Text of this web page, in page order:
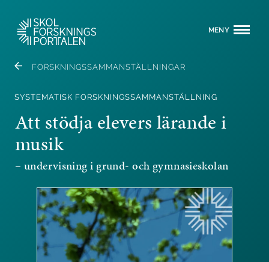
MENY
FORSKNINGSSAMMANSTÄLLNINGAR
SYSTEMATISK FORSKNINGSSAMMANSTÄLLNING
Att stödja elevers lärande i
musik
– undervisning i grund- och gymnasieskolan